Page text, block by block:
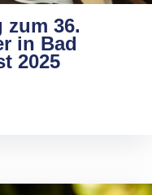
zum 36.
in Bad
2025